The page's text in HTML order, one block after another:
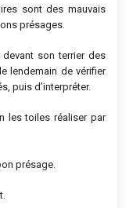
sont des mauvais
présages.
son terrier des
lendemain de vérifier
puis d’interpréter.
les toiles réaliser par
présage.